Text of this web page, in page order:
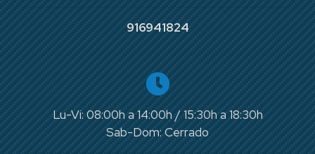
916941824
Lu-Vi: 08:00h a 14:00h / 15:30h a 18:30h
Sab-Dom: Cerrado